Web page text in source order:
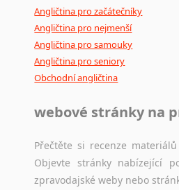
Angličtina pro začátečníky
Angličtina pro nejmenší
Angličtina pro samouky
Angličtina pro seniory
Obchodní angličtina
webové stránky na
Přečtěte si recenze
Objevte stránky nabízející
zpravodajské weby nebo